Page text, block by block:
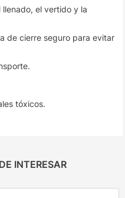
el vertido y la
de cierre seguro para evitar
tóxicos.
INTERESAR